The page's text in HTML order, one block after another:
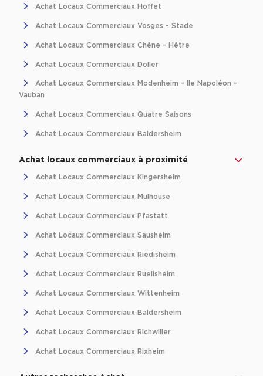
Achat d'Entrepôts / Activités à Toulouse
Achat d'Entrepôts / Activités à Dijon
Collections d'Entrepôts / Activités
Entrepôts et Locaux d'activités indépendants
Location de plateformes Logistique à Aulnay-sous-Bois
Location de plateformes Logistique à Amiens
Location de plateformes Logistique à Marseille
Location de plateformes Logistique à Le Havre
Achat de plateformes Logistique
Achat de plateformes Logistique en Bretagne
Achat de plateformes Logistique à Lyon
Achat de plateformes Logistique à Marseille
Achat de plateformes Logistique à Dijon
Achat Locaux Commerciaux Hoffet
Achat Locaux Commerciaux Vosges - Stade
Achat Locaux Commerciaux Chêne - Hêtre
Achat Locaux Commerciaux Doller
Achat Locaux Commerciaux Modenheim - Ile Napoléon -
Vauban
Achat Locaux Commerciaux Quatre Saisons
Achat Locaux Commerciaux Baldersheim
Achat locaux commerciaux à proximité
Achat Locaux Commerciaux Kingersheim
Achat Locaux Commerciaux Mulhouse
Achat Locaux Commerciaux Pfastatt
Achat Locaux Commerciaux Sausheim
Achat Locaux Commerciaux Riedisheim
Achat Locaux Commerciaux Ruelisheim
Achat Locaux Commerciaux Wittenheim
Achat Locaux Commerciaux Baldersheim
Achat Locaux Commerciaux Richwiller
Achat Locaux Commerciaux Rixheim